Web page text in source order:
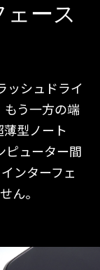
ース
ッシュドライ
もう一方の端
薄型ノート
ピューター間
ンターフェ
ん。